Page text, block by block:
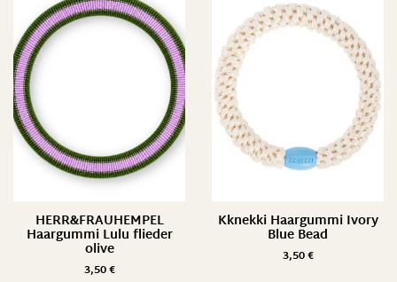
HERR&FRAUHEMPEL
Haargummi Lulu flieder
olive
3,50€
Kknekki Haargummi Ivory
Blue Bead
3,50€